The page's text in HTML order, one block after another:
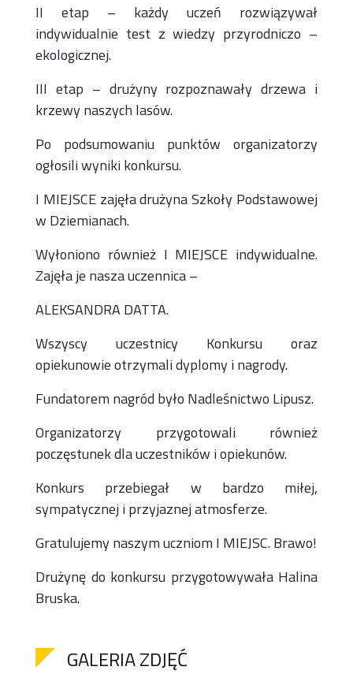
II etap – każdy uczeń rozwiązywał
indywidualnie test z wiedzy przyrodniczo –
ekologicznej.
III etap – drużyny rozpoznawały drzewa i
krzewy naszych lasów.
Po podsumowaniu punktów organizatorzy
ogłosili wyniki konkursu.
I MIEJSCE zajęła drużyna Szkoły Podstawowej
w Dziemianach.
Wyłoniono również I MIEJSCE indywidualne.
Zajęła je nasza uczennica –
ALEKSANDRA DATTA.
Wszyscy uczestnicy Konkursu oraz
opiekunowie otrzymali dyplomy i nagrody.
Fundatorem nagród było Nadleśnictwo Lipusz.
Organizatorzy przygotowali również
poczęstunek dla uczestników i opiekunów.
Konkurs przebiegał w bardzo miłej,
sympatycznej i przyjaznej atmosferze.
Gratulujemy naszym uczniom I MIEJSC. Brawo!
Drużynę do konkursu przygotowywała Halina
Bruska.
GALERIA ZDJĘĆ